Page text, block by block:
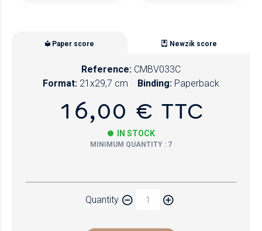
Paper score Newzik score
Reference: CMBV033C
Format: 21x29,7 cm Binding: Paperback
16,00 € TTC
IN STOCK
MINIMUM QUANTITY : 7
Quantity